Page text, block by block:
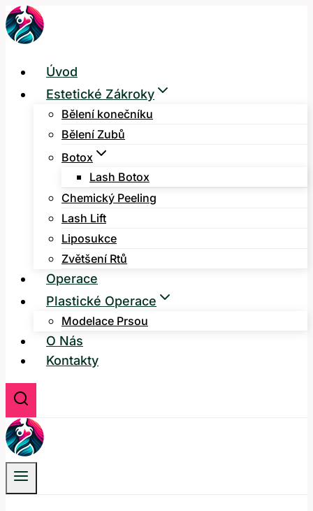
Přeskočit
na
Úvod
Estetické Zákroky
Bělení konečníku
Bělení Zubů
Botox
Lash Botox
Chemický Peeling
Lash Lift
Liposukce
Zvětšení Rtů
Operace
Plastické Operace
Modelace Prsou
O Nás
Kontakty